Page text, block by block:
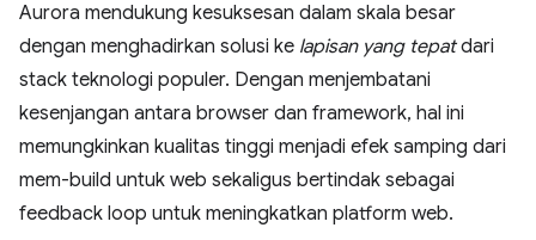
Aurora mendukung kesuksesan dalam skala besar
dengan menghadirkan solusi ke lapisan yang tepatdari
stack teknologi populer. Dengan menjembatani
kesenjangan antara browser dan framework, hal ini
memungkinkan kualitas tinggi menjadi efek samping dari
mem-build untuk web sekaligus bertindak sebagai
feedback loop untuk meningkatkan platform web.